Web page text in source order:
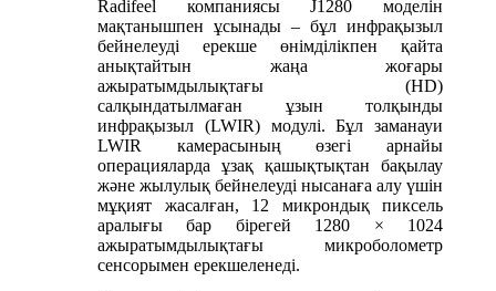
Radifeel компаниясы J1280 моделін
мақтанышпен ұсынады – бұл инфрақызыл
бейнелеуді ерекше өнімділікпен қайта
анықтайтын жаңа жоғары
ажыратымдылықтағы (HD)
салқындатылмаған ұзын толқынды
инфрақызыл (LWIR) модулі. Бұл заманауи
LWIR камерасының өзегі арнайы
операцияларда ұзақ қашықтықтан бақылау
және жылулық бейнелеуді нысанаға алу үшін
мұқият жасалған, 12 микрондық пиксель
аралығы бар бірегей 1280 × 1024
ажыратымдылықтағы микроболометр
сенсорымен ерекшеленеді.